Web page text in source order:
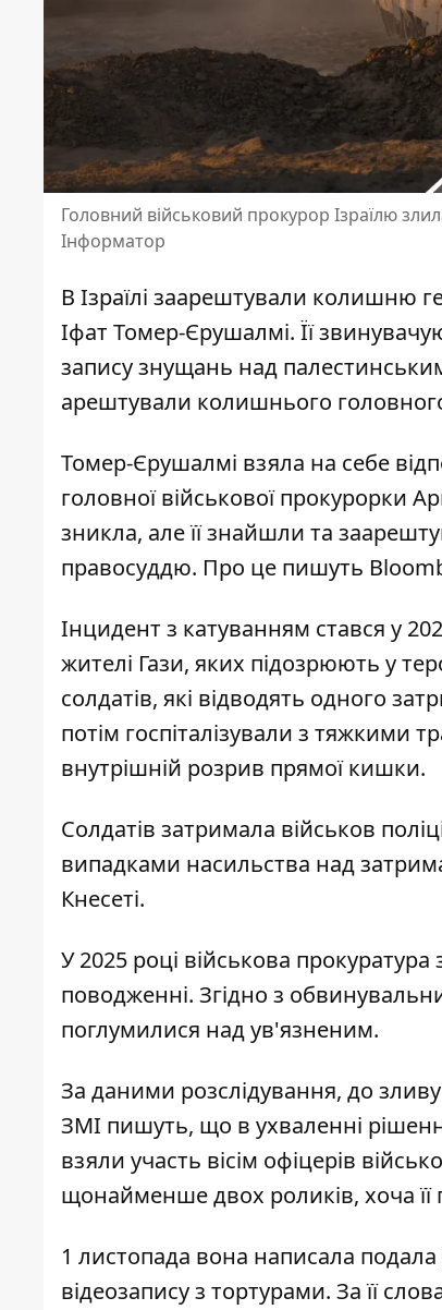
Головний військовий прокурор Ізраїлю
Інформатор
В Ізраїлі заарештували колишню
Іфат Томер-Єрушалмі. Її
запису знущань над
арештували колишнього
Томер-Єрушалмі взяла на себе
головної військової прокурорки
зникла, але її знайшли та
правосуддю. Про це пишуть
Інцидент з катуванням стався у
жителі Гази, яких підозрюють у
солдатів, які відводять одного
потім госпіталізували з тяжкими
внутрішній розрив прямої кишки.
Солдатів затримала військов
випадками насильства над
Кнесеті.
У 2025 році військова
поводженні. Згідно з
поглумилися над ув'язненим.
За даними розслідування, до
ЗМІ пишуть, що в ухваленні
взяли участь вісім офіцерів
щонайменше двох роликів, хоча її
1 листопада вона написала
відеозапису з тортурами. За її